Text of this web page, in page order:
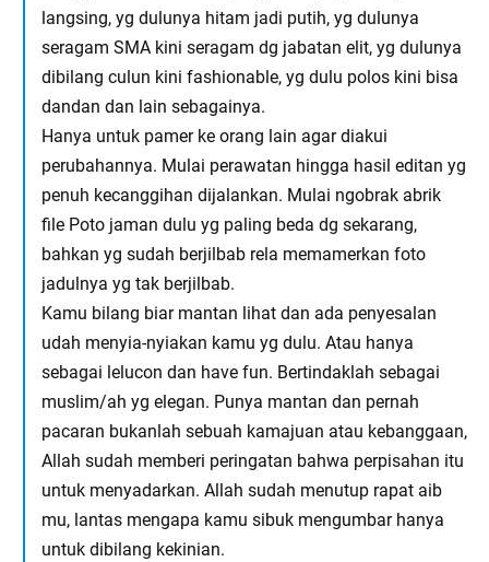
langsing, yg dulunya hitam jadi putih, yg dulunya
seragam SMA kini seragam dg jabatan elit, yg dulunya
dibilang culun kini fashionable, yg dulu polos kini bisa
dandan dan lain sebagainya.
Hanya untuk pamer ke orang lain agar diakui
perubahannya. Mulai perawatan hingga hasil editan yg
penuh kecanggihan dijalankan. Mulai ngobrak abrik
file Poto jaman dulu yg paling beda dg sekarang,
bahkan yg sudah berjilbab rela memamerkan foto
jadulnya yg tak berjilbab.
Kamu bilang biar mantan lihat dan ada penyesalan
udah menyia-nyiakan kamu yg dulu. Atau hanya
sebagai lelucon dan have fun. Bertindaklah sebagai
muslim/ah yg elegan. Punya mantan dan pernah
pacaran bukanlah sebuah kamajuan atau kebanggaan,
Allah sudah memberi peringatan bahwa perpisahan itu
untuk menyadarkan. Allah sudah menutup rapat aib
mu, lantas mengapa kamu sibuk mengumbar hanya
untuk dibilang kekinian.